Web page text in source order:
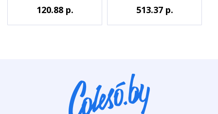
120.88 р. 513.37 р.